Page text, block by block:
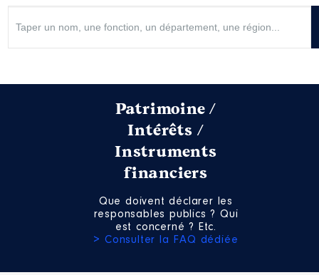
Patrimoine /
Intérêts /
Instruments
financiers
Que doivent déclarer les
responsables publics ? Qui
est concerné ? Etc.
> Consulter la FAQ dédiée